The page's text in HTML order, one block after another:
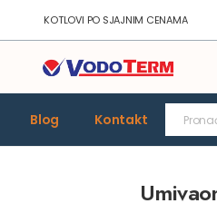
KOTLOVI PO SJAJNIM CENAMA
Blog Kontakt